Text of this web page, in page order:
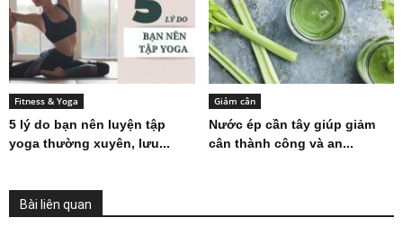
Fitness & Yoga
5 lý do bạn nên luyện tập
yoga thường xuyên, lưu...
Giảm cân
Nước ép cần tây giúp giảm
cân thành công và an...
Bài liên quan